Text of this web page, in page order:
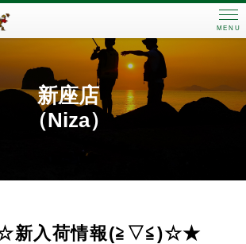
MENU
新座店
（Niza）
荷情報(≧▽≦)☆★